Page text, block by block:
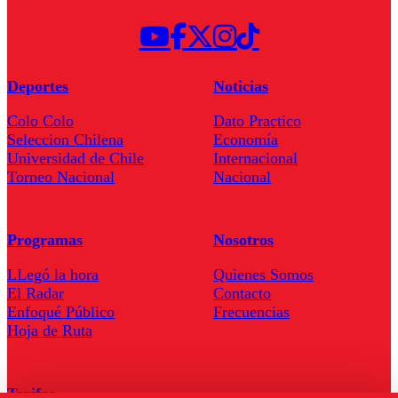
Deportes
Colo Colo
Seleccion Chilena
Universidad de Chile
Torneo Nacional
Noticias
Dato Practico
Economía
Internacional
Nacional
Programas
LLegó la hora
El Radar
Enfoqué Público
Hoja de Ruta
Nosotros
Quienes Somos
Contacto
Frecuencias
Tarifas